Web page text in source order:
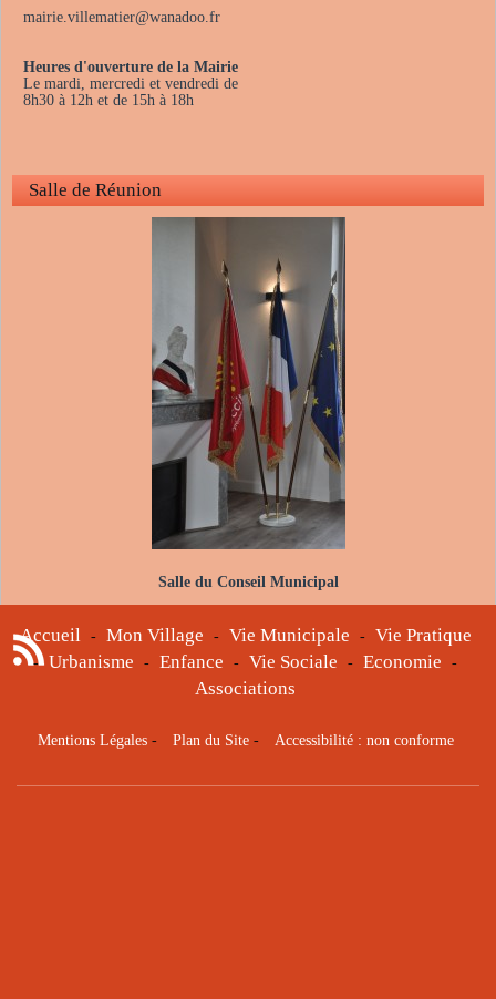
mairie.villematier@wanadoo.fr
Heures d'ouverture de la Mairie
Le mardi, mercredi et vendredi de
8h30 à 12h et de 15h à 18h
Salle de Réunion
Salle du Conseil Municipal
Accueil - Mon Village - Vie Municipale - Vie Pratique
- Urbanisme - Enfance - Vie Sociale - Economie -
Associations
Mentions Légales- Plan du Site- Accessibilité : non conforme